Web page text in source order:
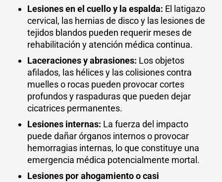
Lesiones en el cuello y la espalda: El latigazo
cervical, las hernias de disco y las lesiones de
tejidos blandos pueden requerir meses de
rehabilitación y atención médica continua.
Laceraciones y abrasiones: Los objetos
afilados, las hélices y las colisiones contra
muelles o rocas pueden provocar cortes
profundos y raspaduras que pueden dejar
cicatrices permanentes.
Lesiones internas: La fuerza del impacto
puede dañar órganos internos o provocar
hemorragias internas, lo que constituye una
emergencia médica potencialmente mortal.
Lesiones por ahogamiento o casi